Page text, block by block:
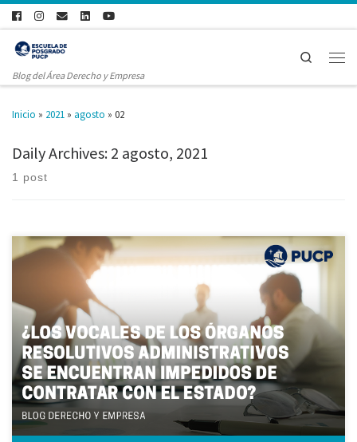
Blog del Área Derecho y Empresa
Search
Inicio » 2021 » agosto » 02
Daily Archives:2 agosto, 2021
1 post
Investigación realizada por Kirschen Antonio Sánchez, alumno de la
maestría en Derecho de la Empresa El artículo 11 de la Ley de
Contrataciones del Estado establece, entre otros, los impedimentos
vinculados con personas que ocupan un cargo en el Estado para ser
participante, postor y/o contratista en las contrataciones realizadas […]